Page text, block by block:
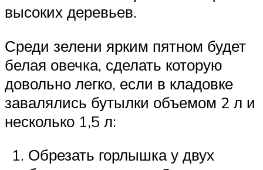
высоких деревьев.
Среди зелени ярким пятном будет
белая овечка, сделать которую
довольно легко, если в кладовке
завалялись бутылки объемом 2 л и
несколько 1,5 л:
Обрезать горлышка у двух